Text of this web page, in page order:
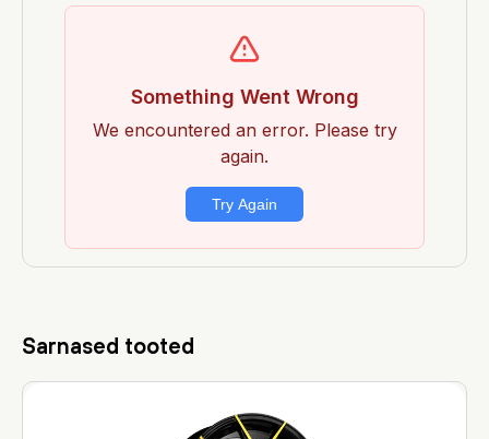
Sarnased tooted